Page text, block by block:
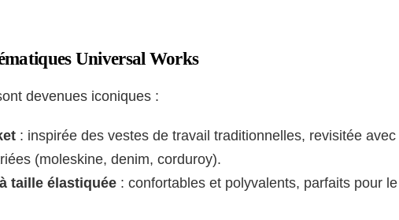
Universal Works
devenues iconiques :
: inspirée des vestes de travail traditionnelles, revisitée avec
(moleskine, denim, corduroy).
taille élastiquée : confortables et polyvalents, parfaits pour le